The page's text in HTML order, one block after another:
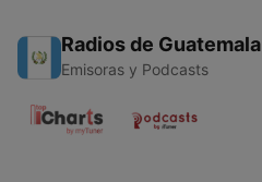
Radios de Guatemala
Emisoras y Podcasts